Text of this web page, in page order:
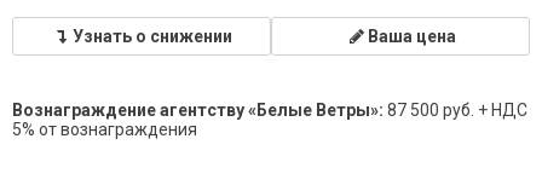
Узнать о снижении Ваша цена
Вознаграждение агентству «Белые Ветры»: 87 500 руб. + НДС
5% от вознаграждения